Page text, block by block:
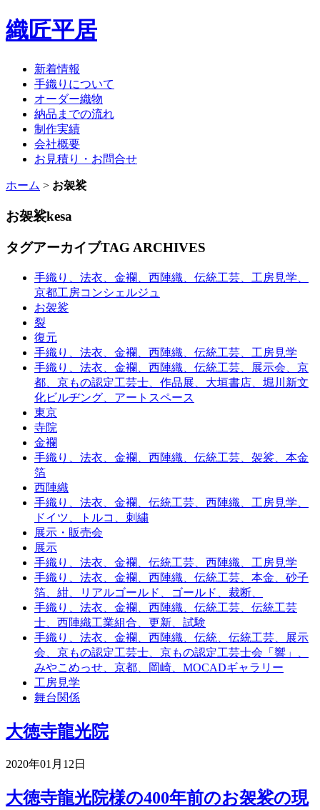
織匠平居
新着情報
手織りについて
オーダー織物
納品までの流れ
制作実績
会社概要
お見積り・お問合せ
ホーム > お袈裟
お袈裟kesa
タグアーカイブTAG ARCHIVES
手織り、法衣、金襴、西陣織、伝統工芸、工房見学、
京都工房コンシェルジュ
お袈裟
裂
復元
手織り、法衣、金襴、西陣織、伝統工芸、工房見学
手織り、法衣、金襴、西陣織、伝統工芸、展示会、京
都、京もの認定工芸士、作品展、大垣書店、堀川新文
化ビルヂング、アートスペース
東京
寺院
金襴
手織り、法衣、金襴、西陣織、伝統工芸、袈裟、本金
箔
西陣織
手織り、法衣、金襴、伝統工芸、西陣織、工房見学、
ドイツ、トルコ、刺繍
展示・販売会
展示
手織り、法衣、金襴、伝統工芸、西陣織、工房見学
手織り、法衣、金襴、西陣織、伝統工芸、本金、砂子
箔、紺、リアルゴールド、ゴールド、裁断、
手織り、法衣、金襴、西陣織、伝統工芸、伝統工芸
士、西陣織工業組合、更新、試験
手織り、法衣、金襴、西陣織、伝統、伝統工芸、展示
会、京もの認定工芸士、京もの認定工芸士会「響」、
みやこめっせ、京都、岡崎、MOCADギャラリー
工房見学
舞台関係
大徳寺龍光院
2020年01月12日
大徳寺龍光院様の400年前のお袈裟の現